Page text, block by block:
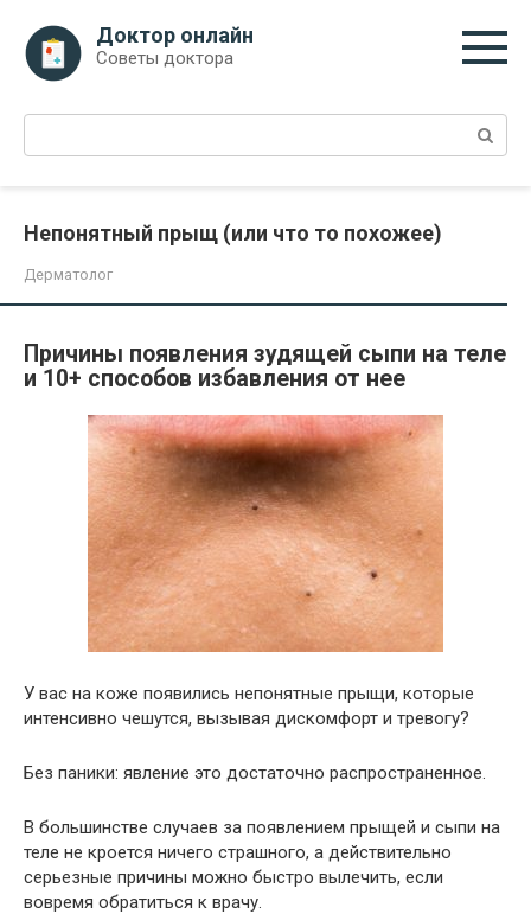
контенту
Доктор онлайн
Советы доктора
Поиск:
Непонятный прыщ (или что то похожее)
Дерматолог
Причины появления зудящей сыпи на теле
и 10+ способов избавления от нее
У вас на коже появились непонятные прыщи, которые
интенсивно чешутся, вызывая дискомфорт и тревогу?
Без паники: явление это достаточно распространенное.
В большинстве случаев за появлением прыщей и сыпи на
теле не кроется ничего страшного, а действительно
серьезные причины можно быстро вылечить, если
вовремя обратиться к врачу.